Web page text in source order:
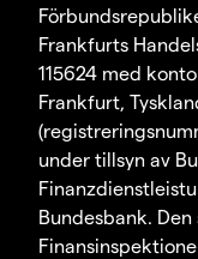
Frankfurts
115624 med
Frankfurt,
under tillsyn av
Bundesbank.